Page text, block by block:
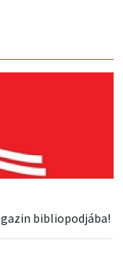
bibliopodjába!